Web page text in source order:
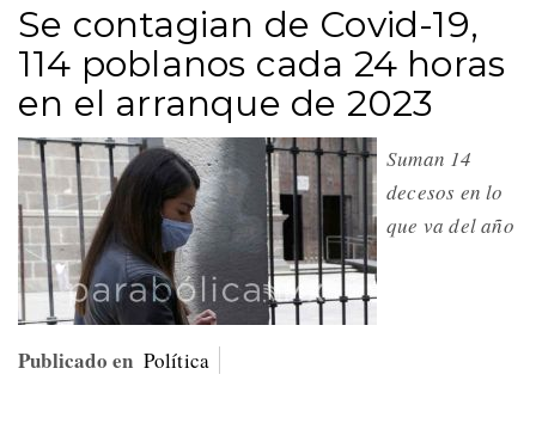
Se contagian de Covid-19,
114 poblanos cada 24 horas
en el arranque de 2023
Suman 14
decesos en lo
que va del año
Publicado en Política